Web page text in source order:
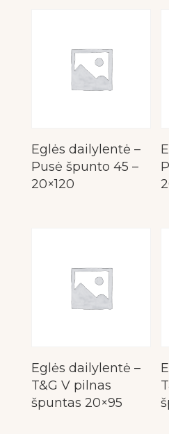
Eglės dailylentė –
Pusė špunto 45 –
20×120
Eglės dailylentė –
T&G V pilnas
špuntas 20×95